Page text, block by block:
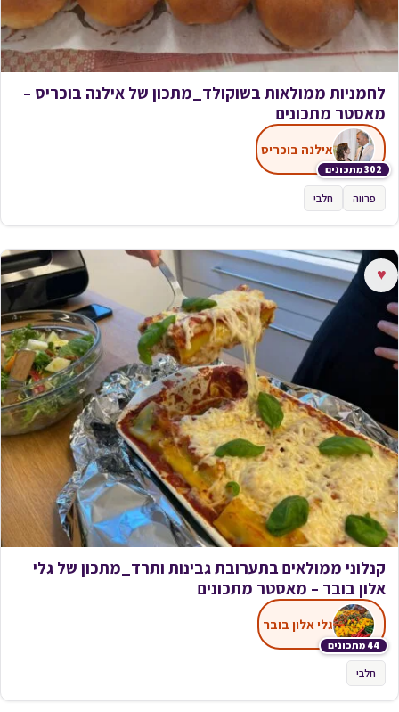
לחמניות ממולאות בשוקולד_מתכון של אילנה בוכריס –
מאסטר מתכונים
302 מתכונים
אילנה בוכריס
פרווה חלבי
♥
קנלוני ממולאים בתערובת גבינות ותרד_מתכון של גלי
אלון בובר – מאסטר מתכונים
44 מתכונים
גלי אלון בובר
חלבי